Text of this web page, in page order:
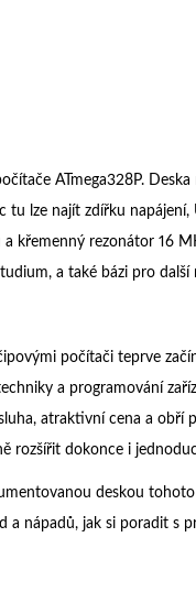
ATmega328P. Deska
tu lze najít zdířku napájení,
křemenný rezonátor 16
a také bázi pro další
počítači teprve
a programování
atraktivní cena a obří
rozšířit dokonce i
deskou
a nápadů, jak si poradit s